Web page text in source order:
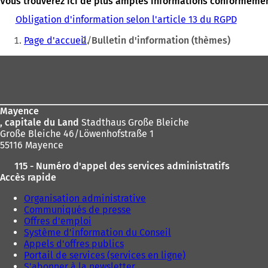
Obligation d'information selon l'article 13 du RGPD
Vous
êtes
Page d'accueil Bulletin d'information (thèmes)
Mayence
, capitale du Land Stadthaus Große Bleiche
Große Bleiche 46/Löwenhofstraße 1
55116 Mayence
115 - Numéro d'appel des services administratifs
Accès rapide
Organisation administrative
Communiqués de presse
Offres d'emploi
Système d'information du Conseil
Appels d'offres publics
Portail de services (services en ligne)